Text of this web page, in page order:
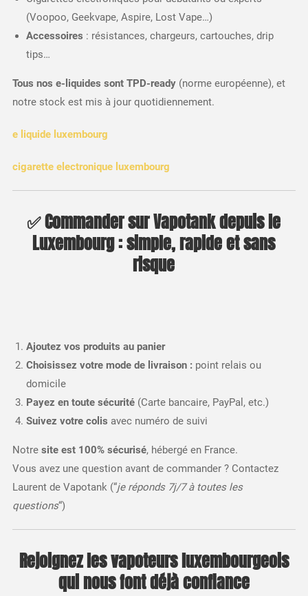
(Voopoo, Geekvape, Aspire, Lost Vape…)
Accessoires : résistances, chargeurs, cartouches, drip
tips…
Tous nos e-liquides sont TPD-ready(norme européenne), et
notre stock est mis à jour quotidiennement.
e liquide luxembourg
cigarette electronique luxembourg
✅ Commander sur Vapotank depuis le
Luxembourg : simple, rapide et sans
risque
Ajoutez vos produits au panier
Choisissez votre mode de livraison :point relais ou
domicile
Payez en toute sécurité(Carte bancaire, PayPal, etc.)
Suivez votre colis avec numéro de suivi
Notre site est 100% sécurisé, hébergé en France.
Vous avez une question avant de commander ? Contactez
Laurent de Vapotank (“je réponds 7j/7 à toutes les
questions“)
Rejoignez les vapoteurs luxembourgeois
qui nous font déjà confiance